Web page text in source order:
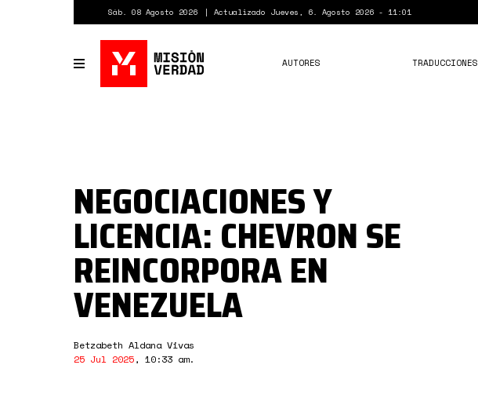
Sáb. 08 Agosto 2026 Actualizado Jueves, 6. Agosto 2026 - 11:01
Toggle
navigation
AUTORES TRADUCCIONES
NEGOCIACIONES Y
LICENCIA: CHEVRON SE
REINCORPORA EN
VENEZUELA
Betzabeth Aldana Vivas
25 Jul 2025, 10:33 am.